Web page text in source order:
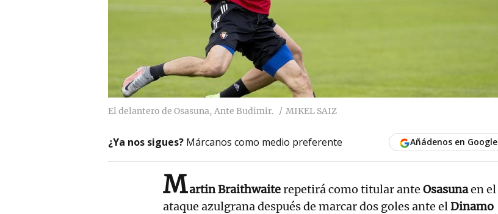
El delantero de Osasuna, Ante Budimir. MIKEL SAIZ
¿Ya nos sigues? Márcanos como medio preferente Añádenos en Google
Martin Braithwaiterepetirá como titular ante Osasunaen el
ataque azulgrana después de marcar dos goles ante elDinamo